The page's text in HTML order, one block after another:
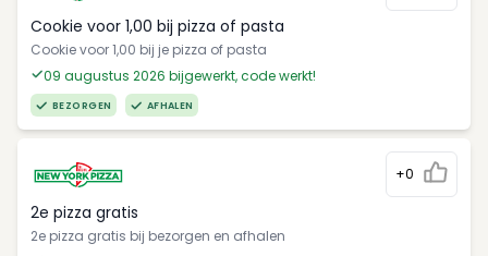
Cookie voor 1,00 bij pizza of pasta
Cookie voor 1,00 bij je pizza of pasta
09 augustus 2026 bijgewerkt, code werkt!
BEZORGEN AFHALEN
+0
2e pizza gratis
2e pizza gratis bij bezorgen en afhalen